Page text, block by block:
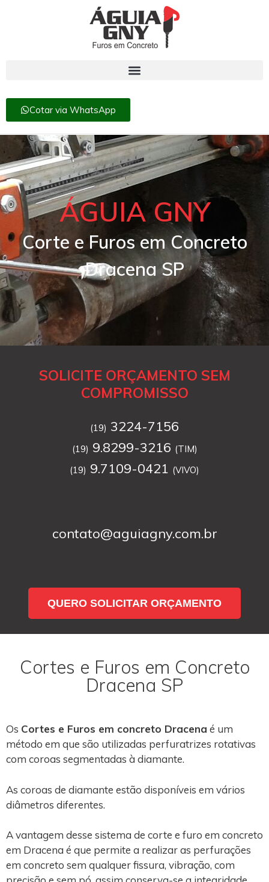
Cotar via WhatsApp
ÁGUIA GNY
Corte e Furos em Concreto
Dracena SP
SOLICITE ORÇAMENTO SEM
COMPROMISSO
(19) 3224-7156
(19) 9.8299-3216 (TIM)
(19) 9.7109-0421 (VIVO)
contato@aguiagny.com.br
QUERO SOLICITAR ORÇAMENTO
Cortes e Furos em Concreto
Dracena SP
Os Cortes e Furos em concreto Dracena é um
método em que são utilizadas perfuratrizes rotativas
com coroas segmentadas à diamante.
As coroas de diamante estão disponíveis em vários
diâmetros diferentes.
A vantagem desse sistema de corte e furo em concreto
em Dracena é que permite a realizar as perfurações
em concreto sem qualquer fissura, vibração, com